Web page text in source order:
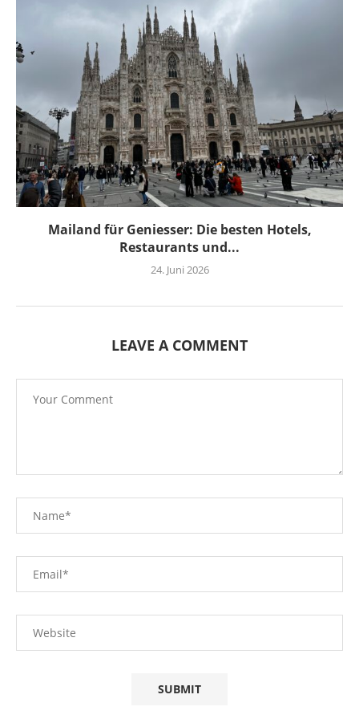
Mailand für Geniesser: Die besten Hotels,
Restaurants und...
24. Juni 2026
LEAVE A COMMENT